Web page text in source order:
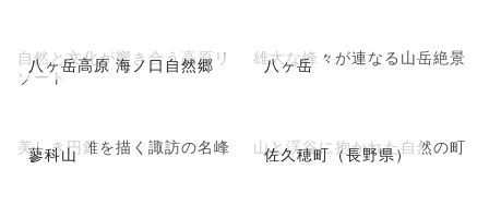
八ヶ岳高原 海ノ口自然郷
自然と文化が響き合う高原リ
ゾート
八ヶ岳
雄大な峰々が連なる山岳絶景
蓼科山
美しき円錐を描く諏訪の名峰 佐久穂町（長野県）
山と渓谷に抱かれた自然の町